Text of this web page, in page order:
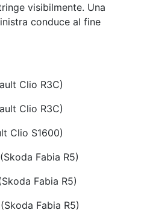
visibilmente. Una
conduce al fine
Clio R3C)
Clio R3C)
Clio S1600)
Fabia R5)
Fabia R5)
Fabia R5)